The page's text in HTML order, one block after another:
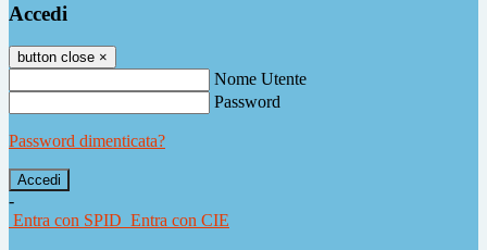
Accedi
button close ×
Nome Utente
Password
Password dimenticata?
-
Entra con SPID Entra con CIE